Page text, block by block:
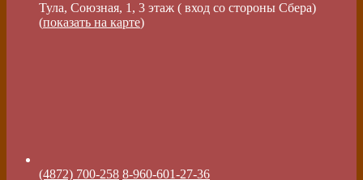
Тула, Союзная, 1, 3 этаж ( вход со стороны Сбера)
(показать на карте)
(4872) 700-258 8-960-601-27-36